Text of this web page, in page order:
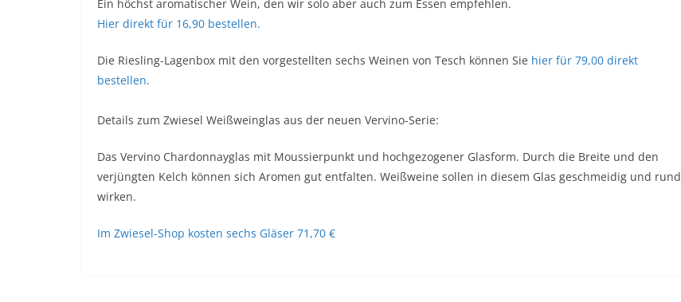
Ein höchst aromatischer Wein, den wir solo aber auch zum Essen empfehlen.
Hier direkt für 16,90 bestellen.
Die Riesling-Lagenbox mit den vorgestellten sechs Weinen von Tesch können Sie hier für 79,00 direkt
bestellen.
Details zum Zwiesel Weißweinglas aus der neuen Vervino-Serie:
Das Vervino Chardonnayglas mit Moussierpunkt und hochgezogener Glasform. Durch die Breite und den
verjüngten Kelch können sich Aromen gut entfalten. Weißweine sollen in diesem Glas geschmeidig und rund
wirken.
Im Zwiesel-Shop kosten sechs Gläser 71,70 €